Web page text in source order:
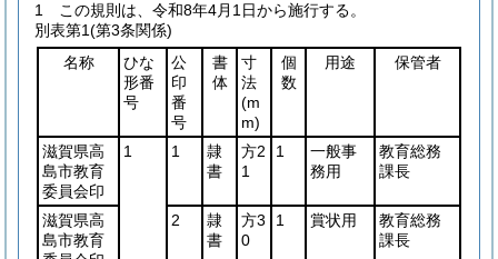
1
この規則は、令和8年4月1日から施行する。
別表第1(第3条関係)
名称
ひな
形番
号
公
印
番
号
書
体
寸
法
(m
m)
個
数
用途 保管者
滋賀県高
島市教育
委員会印
1 1
隷
書
方2
1
1
一般事
務用
教育総務
課長
滋賀県高
島市教育
2
隷
書
方3
0
1 賞状用
教育総務
課長